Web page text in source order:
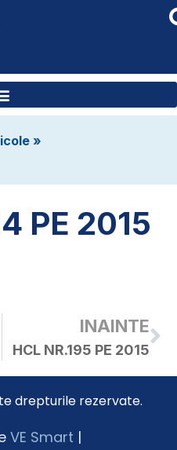
»
PE 2015
INAINTE
HCL NR.195 PE 2015
drepturile rezervate.
VE Smart |